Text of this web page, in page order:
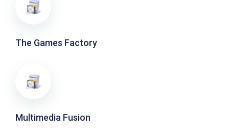
The Games Factory
Multimedia Fusion